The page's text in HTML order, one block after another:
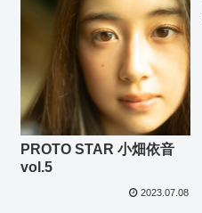
PROTO STAR 小畑依音
vol.5
2023.07.08